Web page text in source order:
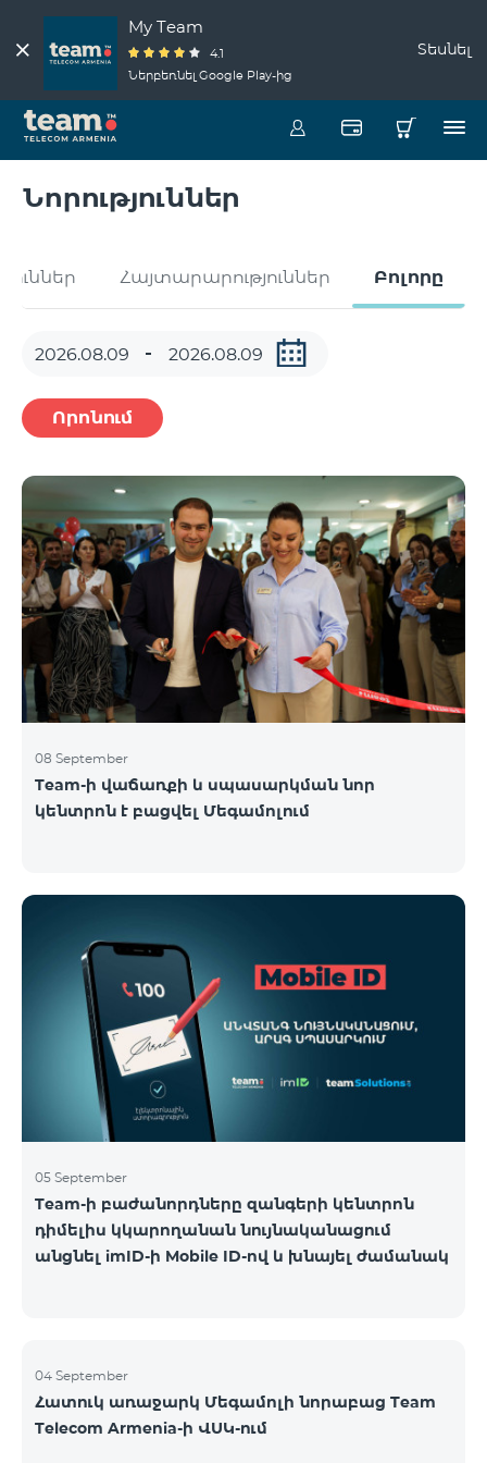
My Team
4.1
Ներբեռնել Google Play-ից
Տեսնել
Նորություններ
Հայտարարություններ Բոլորը
Որոնում
08 September
Team-ի վաճառքի և սպասարկման նոր
կենտրոն է բացվել Մեգամոլում
05 September
Team-ի բաժանորդները զանգերի կենտրոն
դիմելիս կկարողանան նույնականացում
անցնել imID-ի Mobile ID-ով և խնայել ժամանակ
04 September
Հատուկ առաջարկ Մեգամոլի նորաբաց Team
Telecom Armenia-ի ՎՍԿ-ում